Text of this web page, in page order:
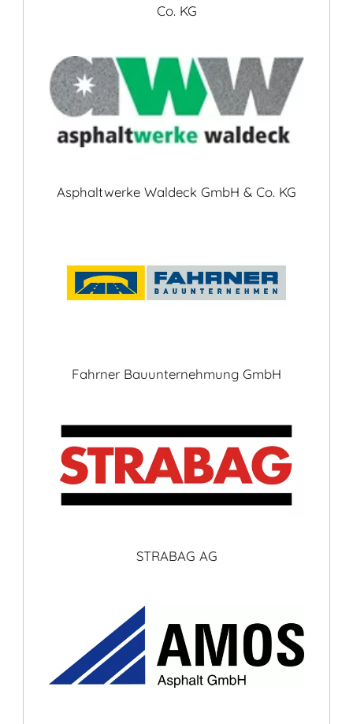
Co. KG
Asphaltwerke Waldeck GmbH & Co. KG
Fahrner Bauunternehmung GmbH
STRABAG AG